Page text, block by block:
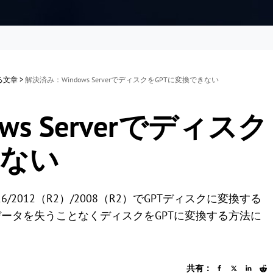
文章 > 解決済み：Windows ServerでディスクをGPTに変換できない
Serverでディスク
い
2012（R2）/2008（R2）でGPTディスクに変換する
タを失うことなくディスクをGPTに変換する方法に
共有：